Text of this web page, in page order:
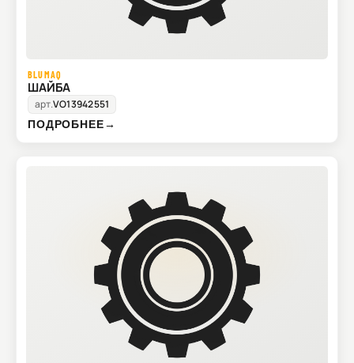
BLUMAQ
ШАЙБА
арт.VO13942551
ПОДРОБНЕЕ→